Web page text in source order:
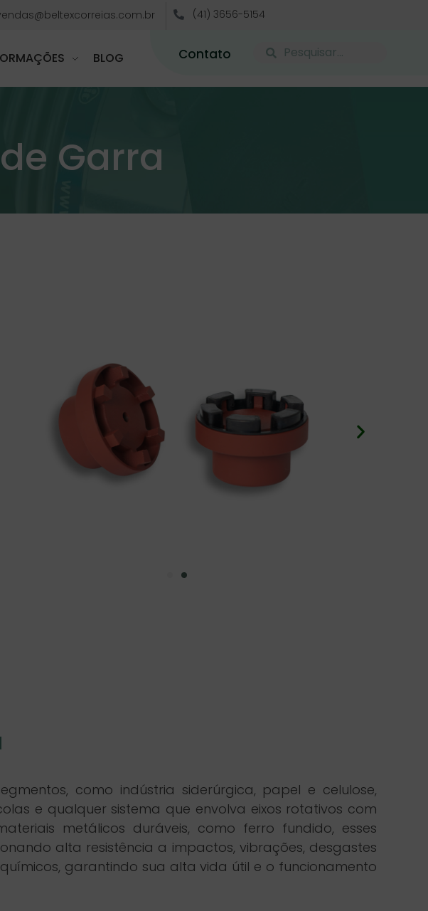
(41) 3656-5154
BLOG Contato
Garra
como indústria siderúrgica, papel e celulose,
e qualquer sistema que envolva eixos rotativos com
metálicos duráveis, como ferro fundido, esses
alta resistência a impactos, vibrações, desgastes
garantindo sua alta vida útil e o funcionamento